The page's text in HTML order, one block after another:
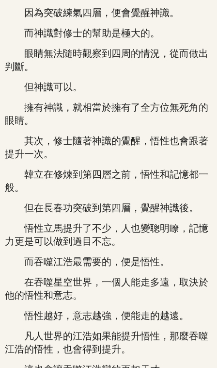
因為突破練氣四層，便會覺醒神識。
而神識對修士的幫助是極大的。
眼睛無法隨時觀察到四周的情況，從而做出
判斷。
但神識可以。
擁有神識，就相當於擁有了全方位無死角的
眼睛。
其次，修士隨著神識的覺醒，悟性也會跟著
提升一次。
韓立在修煉到第四層之前，悟性和記憶都一
般。
但在長春功突破到第四層，覺醒神識後。
悟性立馬提升了不少，人也變聰明瞭，記憶
力更是可以做到過目不忘。
而吞噬江浩最需要的，便是悟性。
在吞噬星空世界，一個人能走多遠，取決於
他的悟性和意志。
悟性越好，意志越強，便能走的越遠。
凡人世界的江浩如果能提升悟性，那麼吞噬
江浩的悟性，也會得到提升。